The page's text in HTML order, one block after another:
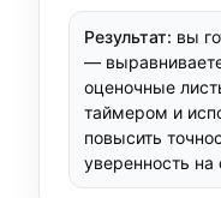
Результат: вы
—
оценочные
таймером и
повысить
уверенность на